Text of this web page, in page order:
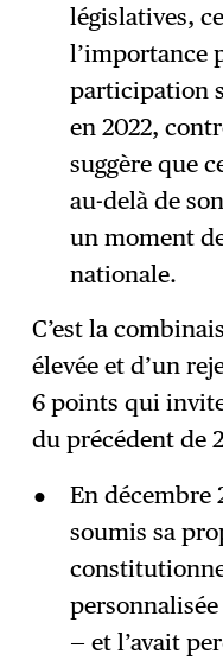
législatives,
l’importance
participation
en 2022,
suggère que
au-delà de
un moment
nationale.
C’est la
élevée et d’un
6 points qui
du précédent de
En décembre
soumis sa
— et l’avait